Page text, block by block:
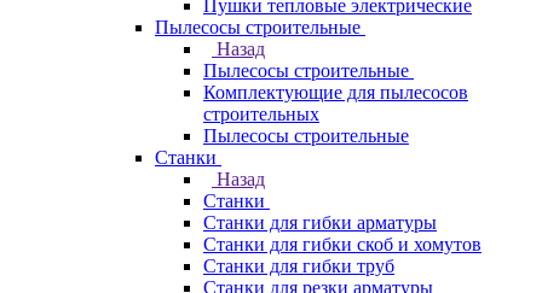
Пушки тепловые электрические
Пылесосы строительные
Назад
Пылесосы строительные
Комплектующие для пылесосов
строительных
Пылесосы строительные
Станки
Назад
Станки
Станки для гибки арматуры
Станки для гибки скоб и хомутов
Станки для гибки труб
Станки для резки арматуры